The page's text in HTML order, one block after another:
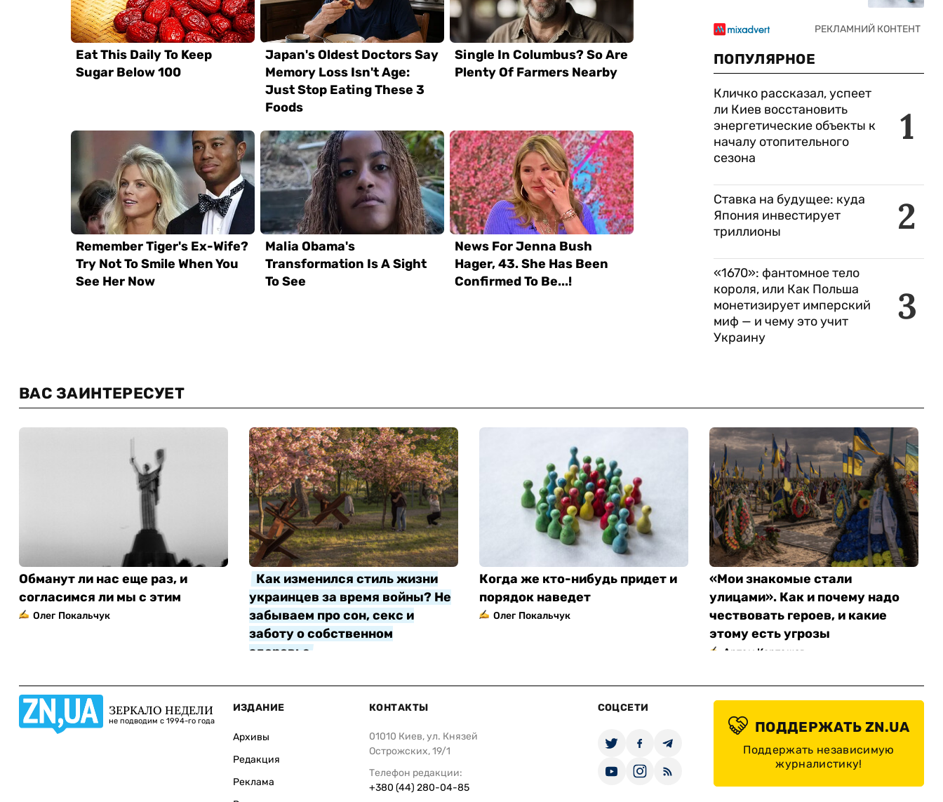
ПОПУЛЯРНОЕ
1
Кличко рассказал, успеет
ли Киев восстановить
энергетические объекты к
началу отопительного
сезона
2
Ставка на будущее: куда
Япония инвестирует
триллионы
3
«1670»: фантомное тело
короля, или Как Польша
монетизирует имперский
миф — и чему это учит
Украину
ВАС ЗАИНТЕРЕСУЕТ
Обманут ли нас еще раз, и
согласимся ли мы с этим
Олег Покальчук
Как изменился стиль жизни
украинцев за время войны? Не
забываем про сон, секс и
заботу о собственном
здоровье
Когда же кто-нибудь придет и
порядок наведет
Олег Покальчук
«Мои знакомые стали
улицами». Как и почему надо
чествовать героев, и какие
этому есть угрозы
Артем Карташов
ЗЕРКАЛО НЕДЕЛИ
не подводим с 1994-го года
ИЗДАНИЕ
Архивы
Редакция
Реклама
КОНТАКТЫ
01010 Киев, ул. Князей
Острожских, 19/1
Телефон редакции:
+380 (44) 280-04-85
СОЦСЕТИ
ПОДДЕРЖАТЬ ZN.UA
Поддержать независимую
журналистику!